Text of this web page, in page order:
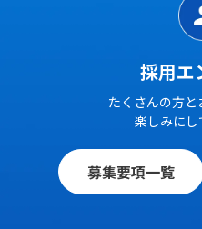
採用エ
たくさんの方
楽しみにし
募集要項一覧